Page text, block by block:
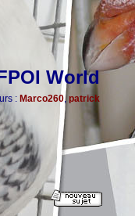
World
: Marco260, patrick